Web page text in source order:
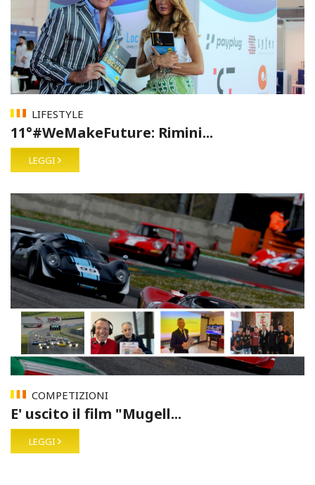
LIFESTYLE
11°#WeMakeFuture: Rimini...
LEGGI
COMPETIZIONI
E' uscito il film "Mugell...
LEGGI